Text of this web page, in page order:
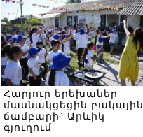
Հարյուր երեխաներ
մասնակցեցին բակային
ճամբարի` Արևիկ
գյուղում